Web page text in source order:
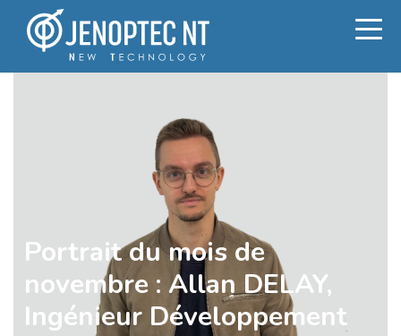
Portrait du mois de
novembre : Allan DELAY,
Ingénieur Développement